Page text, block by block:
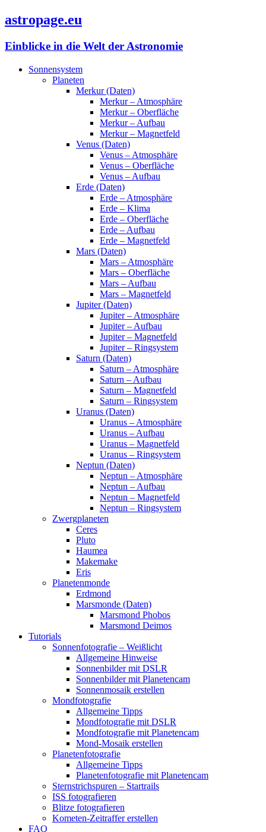
astropage.eu
Einblicke in die Welt der Astronomie
Sonnensystem
Planeten
Merkur (Daten)
Merkur – Atmosphäre
Merkur – Oberfläche
Merkur – Aufbau
Merkur – Magnetfeld
Venus (Daten)
Venus – Atmosphäre
Venus – Oberfläche
Venus – Aufbau
Erde (Daten)
Erde – Atmosphäre
Erde – Klima
Erde – Oberfläche
Erde – Aufbau
Erde – Magnetfeld
Mars (Daten)
Mars – Atmosphäre
Mars – Oberfläche
Mars – Aufbau
Mars – Magnetfeld
Jupiter (Daten)
Jupiter – Atmosphäre
Jupiter – Aufbau
Jupiter – Magnetfeld
Jupiter – Ringsystem
Saturn (Daten)
Saturn – Atmosphäre
Saturn – Aufbau
Saturn – Magnetfeld
Saturn – Ringsystem
Uranus (Daten)
Uranus – Atmosphäre
Uranus – Aufbau
Uranus – Magnetfeld
Uranus – Ringsystem
Neptun (Daten)
Neptun – Atmosphäre
Neptun – Aufbau
Neptun – Magnetfeld
Neptun – Ringsystem
Zwergplaneten
Ceres
Pluto
Haumea
Makemake
Eris
Planetenmonde
Erdmond
Marsmonde (Daten)
Marsmond Phobos
Marsmond Deimos
Tutorials
Sonnenfotografie – Weißlicht
Allgemeine Hinweise
Sonnenbilder mit DSLR
Sonnenbilder mit Planetencam
Sonnenmosaik erstellen
Mondfotografie
Allgemeine Tipps
Mondfotografie mit DSLR
Mondfotografie mit Planetencam
Mond-Mosaik erstellen
Planetenfotografie
Allgemeine Tipps
Planetenfotografie mit Planetencam
Sternstrichspuren – Startrails
ISS fotografieren
Blitze fotografieren
Kometen-Zeitraffer erstellen
FAQ